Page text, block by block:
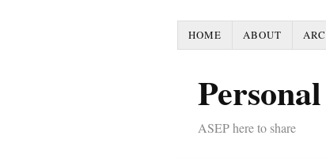
HOME ABOUT
ASEP here to share